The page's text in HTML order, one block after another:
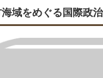
海域をめぐる国際